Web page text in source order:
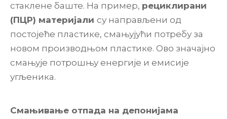
стаклене баште. На пример, рециклирани
(ПЦР) материјали су направљени од
постојеће пластике, смањујући потребу за
новом производњом пластике. Ово значајно
смањује потрошњу енергије и емисије
угљеника.
Смањивање отпада на депонијама